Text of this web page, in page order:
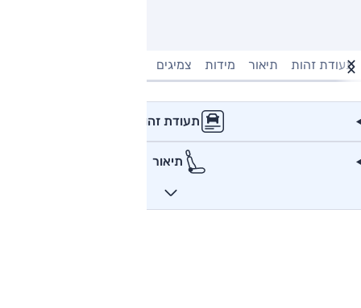
תעודת זהות תיאור מידות צמיגים
תעודת זהות
תיאור